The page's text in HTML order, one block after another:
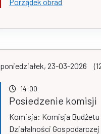
poniedziałek, 23-03-2026
14:00
Posiedzenie komisji
Komisja: Komisja Budżetu
Działalności Gospodarczej